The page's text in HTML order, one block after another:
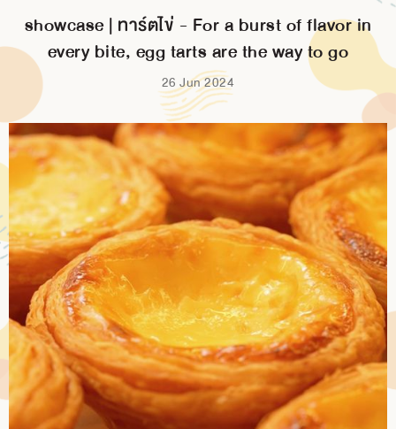
showcase | ทาร์ตไข่ - For a burst of flavor in
every bite, egg tarts are the way to go
26 Jun 2024